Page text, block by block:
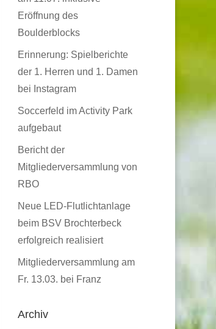
Eröffnung des
Boulderblocks
Erinnerung: Spielberichte
der 1. Herren und 1. Damen
bei Instagram
Soccerfeld im Activity Park
aufgebaut
Bericht der
Mitgliederversammlung von
RBO
Neue LED-Flutlichtanlage
beim BSV Brochterbeck
erfolgreich realisiert
Mitgliederversammlung am
Fr. 13.03. bei Franz
Archiv